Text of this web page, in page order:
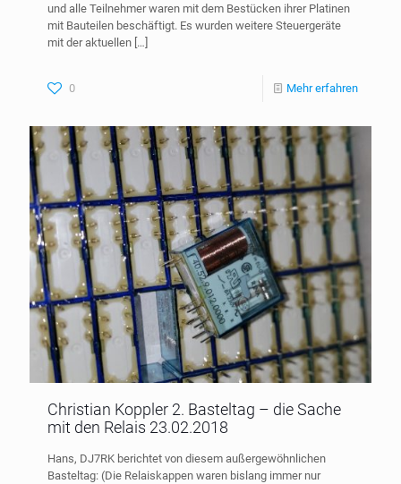
und alle Teilnehmer waren mit dem Bestücken ihrer Platinen
mit Bauteilen beschäftigt. Es wurden weitere Steuergeräte
mit der aktuellen […]
0 Mehr erfahren
Christian Koppler 2. Basteltag – die Sache
mit den Relais 23.02.2018
Hans, DJ7RK berichtet von diesem außergewöhnlichen
Basteltag: (Die Relaiskappen waren bislang immer nur